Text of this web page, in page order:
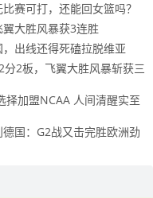
赛可打，还能回女篮吗？
大胜风暴获3连胜
出线还得死磕拉脱维亚
2板，飞翼大胜风暴斩获三
择加盟NCAA 人间清醒实至
国：G2战又击完胜欧洲劲